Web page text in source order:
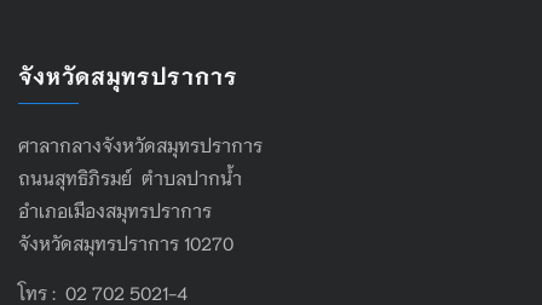
จังหวัดสมุทรปราการ
ศาลากลางจังหวัดสมุทรปราการ
ถนนสุทธิภิรมย์ ตำบลปากน้ำ
อำเภอเมืองสมุทรปราการ
จังหวัดสมุทรปราการ 10270
โทร : 02 702 5021-4